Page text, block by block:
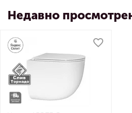
Недавно